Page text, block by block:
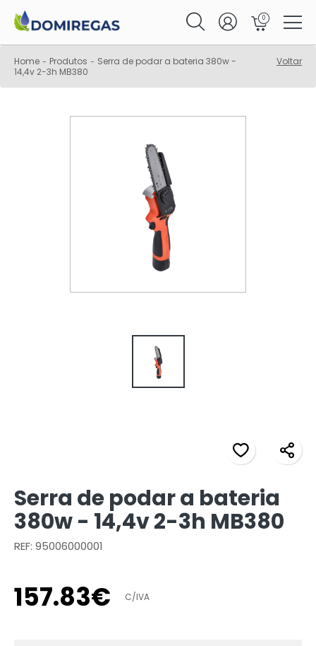
0
Home - Produtos - Serra de podar a bateria 380w -
14,4v 2-3h MB380
Voltar
Serra de podar a bateria
380w - 14,4v 2-3h MB380
REF: 95006000001
157.83€ C/IVA